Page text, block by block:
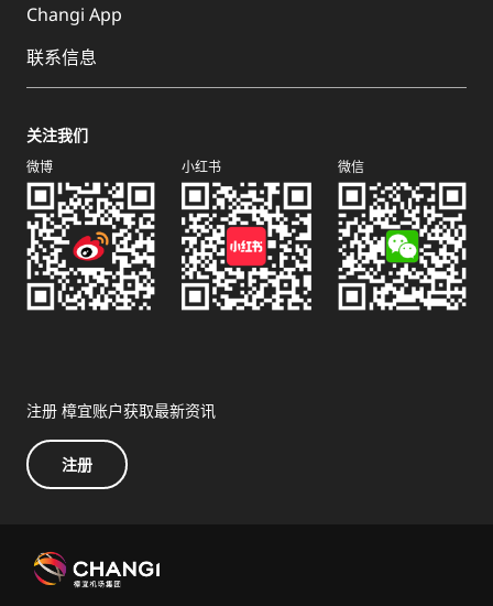
Changi App
联系信息
关注我们
微博 小红书 微信
注册 樟宜账户获取最新资讯
注册